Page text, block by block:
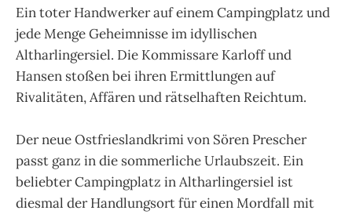
Ein toter Handwerker auf einem Campingplatz und
jede Menge Geheimnisse im idyllischen
Altharlingersiel. Die Kommissare Karloff und
Hansen stoßen bei ihren Ermittlungen auf
Rivalitäten, Affären und rätselhaften Reichtum.
Der neue Ostfrieslandkrimi von Sören Prescher
passt ganz in die sommerliche Urlaubszeit. Ein
beliebter Campingplatz in Altharlingersiel ist
diesmal der Handlungsort für einen Mordfall mit